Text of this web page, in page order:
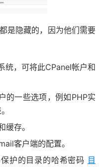
是隐藏的，因为他们需要
统，可将此CPanel帐户和
的一些选项，例如PHP实
缓存。
客户端的配置。
护的目录的哈希密码 目